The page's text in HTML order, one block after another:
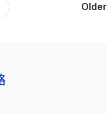
Older